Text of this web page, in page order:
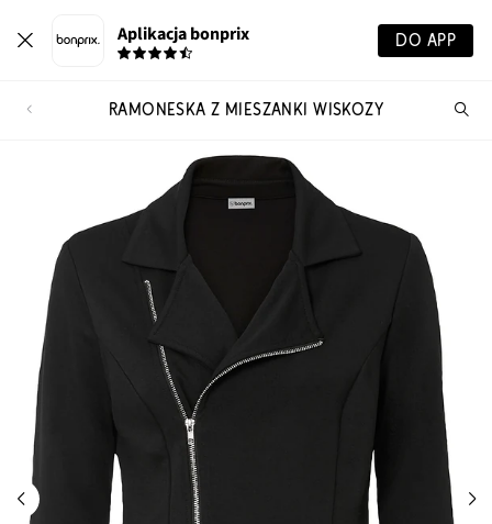
Aplikacja bonprix DO APP
RAMONESKA Z MIESZANKI WISKOZY